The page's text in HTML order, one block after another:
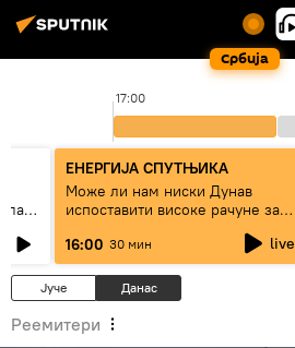
Србија
17:00
ЕНЕРГИЈА СПУТЊИКА
Може ли нам ниски Дунав
испоставити високе рачуне за
16:00 30 мин live
Јуче Данас
Реемитери